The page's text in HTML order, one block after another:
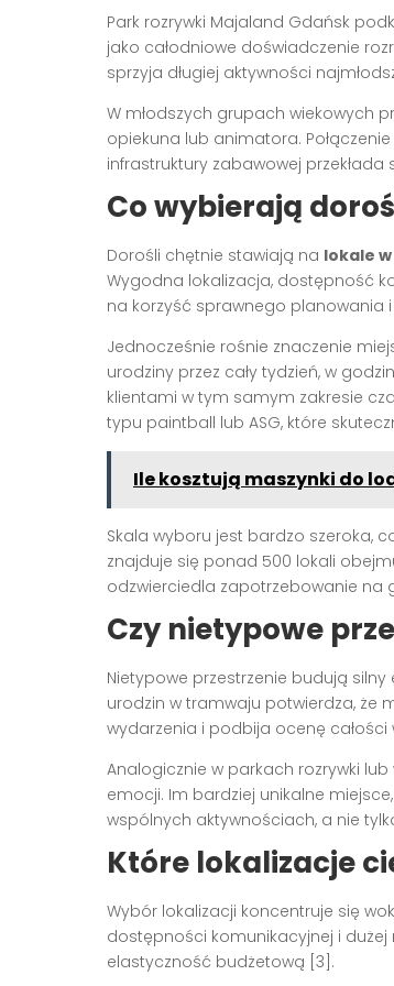
Park rozrywki Majaland Gdańsk
jako całodniowe doświadczenie
sprzyja długiej aktywności
W młodszych grupach wiekowych
opiekuna lub animatora.
infrastruktury zabawowej
Co wybierają
Dorośli chętnie stawiają na lokale
Wygodna lokalizacja, dostępność
na korzyść sprawnego planowania i
Jednocześnie rośnie znaczenie
urodziny przez cały tydzień, w
klientami w tym samym zakresie
typu paintball lub ASG, które
Ile kosztują maszynki do
Skala wyboru jest bardzo szeroka,
znajduje się ponad 500 lokali
odzwierciedla zapotrzebowanie na
Czy nietypowe
Nietypowe przestrzenie budują
urodzin w tramwaju potwierdza, że
wydarzenia i podbija ocenę całości
Analogicznie w parkach rozrywki
emocji. Im bardziej unikalne
wspólnych aktywnościach, a nie
Które lokalizacje
Wybór lokalizacji koncentruje się
dostępności komunikacyjnej i
elastyczność budżetową [3].